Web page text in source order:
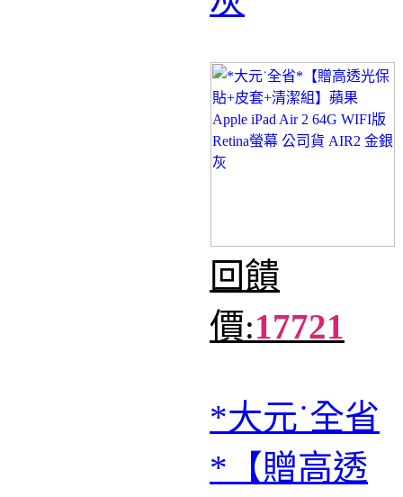
回饋
價:17721
*大元˙全省
*【贈高透